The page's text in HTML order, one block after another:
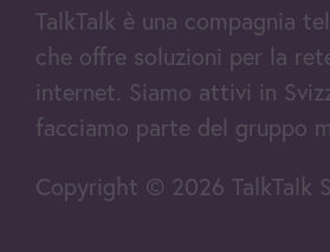
TalkTalk è una compagnia
che offre soluzioni per la
internet. Siamo attivi in
facciamo parte del gruppo
Copyright © 2026 TalkTalk